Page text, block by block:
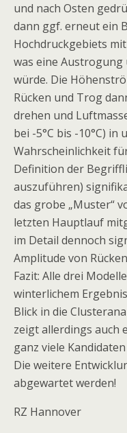
und nach Osten
dann ggf. erneut ein
Hochdruckgebiets
was eine
würde. Die
Rücken und Trog
drehen und
bei -5°C bis -10°C)
Wahrscheinlichkeit
Definition der
auszuführen)
das grobe „Muster“
letzten Hauptlauf
im Detail dennoch
Amplitude von
Fazit: Alle drei
winterlichem
Blick in die
zeigt allerdings auch
ganz viele
Die weitere
abgewartet werden!
RZ Hannover